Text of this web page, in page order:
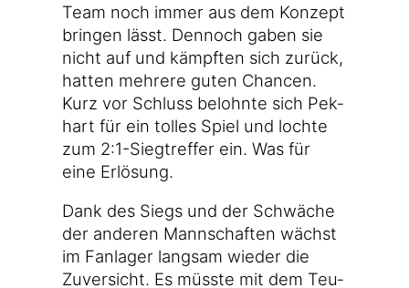
Team noch immer aus dem Kon­zept
brin­gen lässt. Den­noch gaben sie
nicht auf und kämpf­ten sich zurück,
hat­ten meh­re­re guten Chan­cen.
Kurz vor Schluss belohn­te sich Pek­
hart für ein tol­les Spiel und loch­te
zum 2:1-Siegtreffer ein. Was für
eine Erlösung.
Dank des Siegs und der Schwä­che
der ande­ren Mann­schaf­ten wächst
im Fan­la­ger lang­sam wie­der die
Zuver­sicht. Es müss­te mit dem Teu­